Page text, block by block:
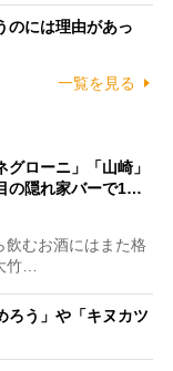
のには理由があっ
一覧を見る
グローニ」「山崎」
の隠れ家バーで1…
むお酒にはまた格
竹…
ろう」や「キヌカツ